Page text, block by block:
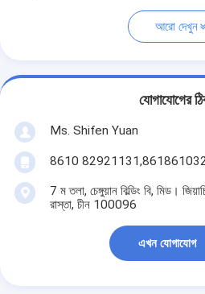
আরো দেখুন
যোগাযোগের
Ms. Shifen Yuan
8610
7 ম তলা, চেঙ্গুয়ান বিল্ডিং বি, মিড।
রাস্তা, চীন 100096
এখন যোগাযোগ